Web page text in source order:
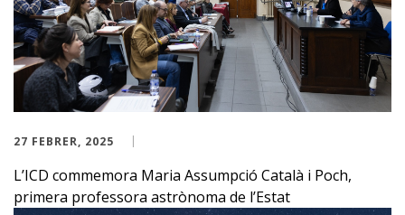
27 FEBRER, 2025
L’ICD commemora Maria Assumpció Català i Poch,
primera professora astrònoma de l’Estat